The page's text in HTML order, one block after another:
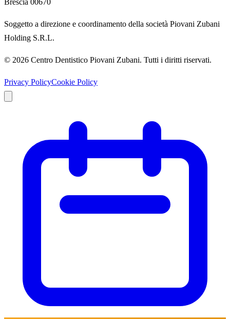
Brescia 00670
Soggetto a direzione e coordinamento della società Piovani Zubani
Holding S.R.L.
© 2026 Centro Dentistico Piovani Zubani. Tutti i diritti riservati.
Privacy PolicyCookie Policy